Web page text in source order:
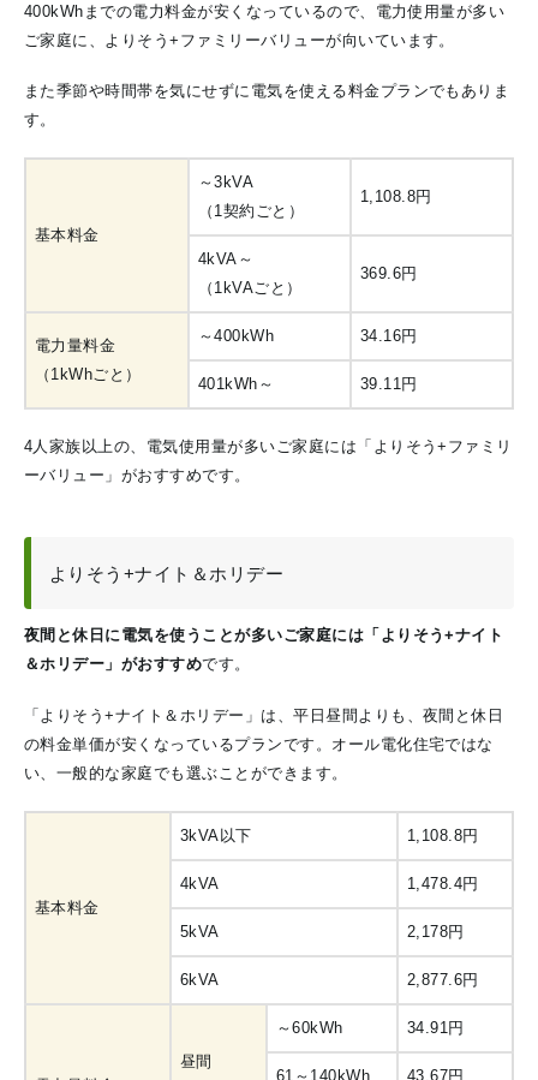
400kWhまでの電力料金が安くなっているので、電力使用量が多い
ご家庭に、よりそう+ファミリーバリューが向いています。
また季節や時間帯を気にせずに電気を使える料金プランでもありま
す。
基本料金
～3kVA
（1契約ごと）
1,108.8円
4kVA～
（1kVAごと）
369.6円
電力量料金
（1kWhごと）
～400kWh 34.16円
401kWh～ 39.11円
4人家族以上の、電気使用量が多いご家庭には「よりそう+ファミリ
ーバリュー」がおすすめです。
よりそう+ナイト＆ホリデー
夜間と休日に電気を使うことが多いご家庭には「よりそう+ナイト
＆ホリデー」がおすすめです。
「よりそう+ナイト＆ホリデー」は、平日昼間よりも、夜間と休日
の料金単価が安くなっているプランです。 オール電化住宅ではな
い、一般的な家庭でも選ぶことができます。
基本料金
3kVA以下 1,108.8円
4kVA 1,478.4円
5kVA 2,178円
6kVA 2,877.6円
昼間
～60kWh 34.91円
61～140kWh 43.67円